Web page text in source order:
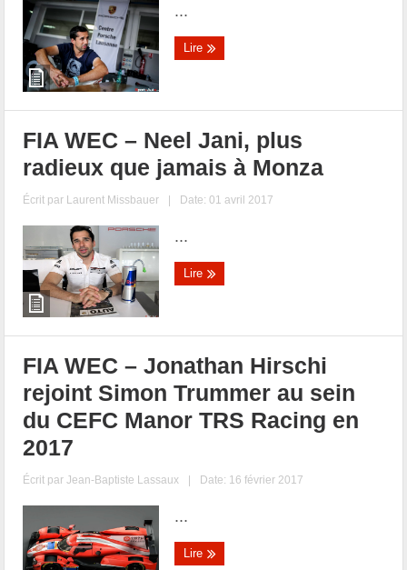
...
Lire
FIA WEC – Neel Jani, plus
radieux que jamais à Monza
Écrit par Laurent Missbauer | Date: 01 avril 2017
...
Lire
FIA WEC – Jonathan Hirschi
rejoint Simon Trummer au sein
du CEFC Manor TRS Racing en
2017
Écrit parJean-Baptiste Lassaux | Date: 16 février 2017
...
Lire